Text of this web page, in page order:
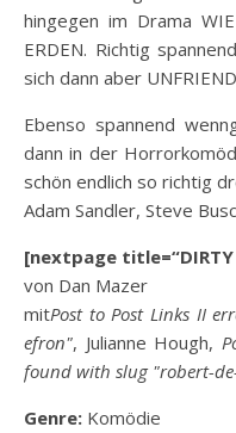
hingegen im Drama
ERDEN. Richtig
sich dann aber
Ebenso spannend
dann in der
schön endlich so richtig
Adam Sandler, Steve
[nextpage title=“DIRTY
von Dan Mazer
mitPost to Post Links II
efron", Julianne Hough,
found with slug "robert-
Genre: Komödie